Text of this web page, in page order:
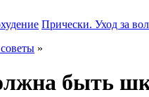
Прически. Уход за
»
быть